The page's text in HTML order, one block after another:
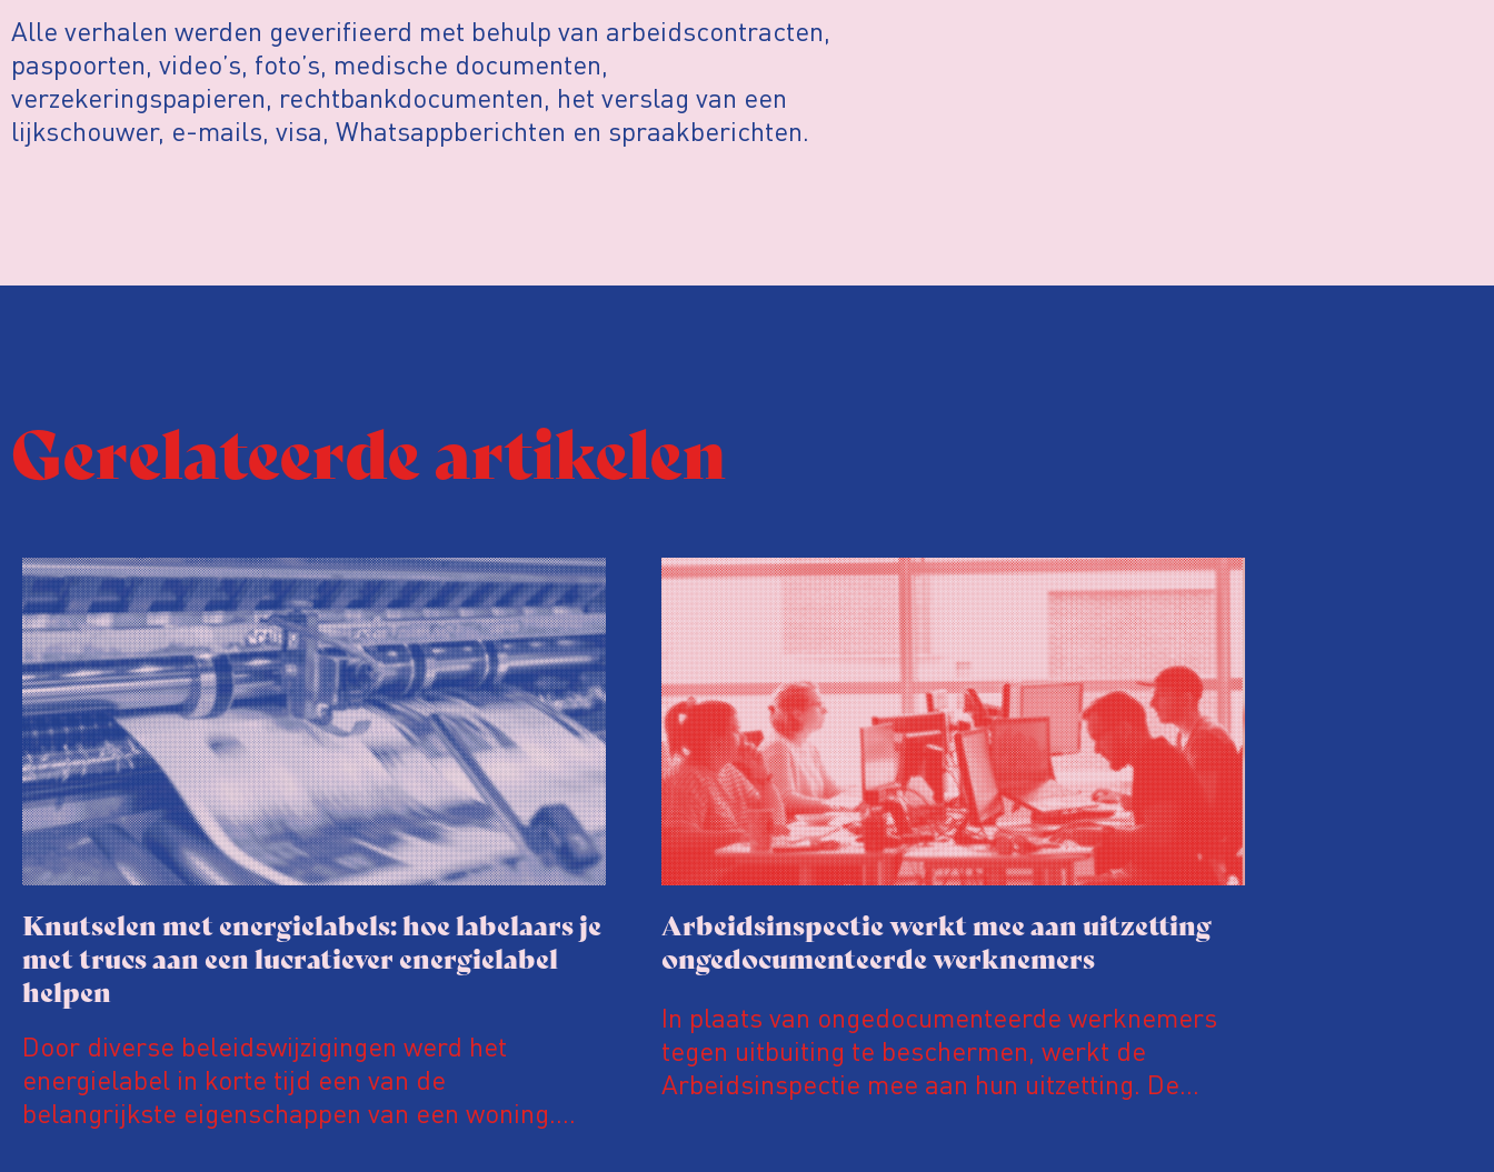
Alle verhalen werden geverifieerd met behulp van arbeidscontracten,
paspoorten, video’s, foto’s, medische documenten,
verzekeringspapieren, rechtbankdocumenten, het verslag van een
lijkschouwer, e-mails, visa, Whatsappberichten en spraakberichten.
Gerelateerde artikelen
Knutselen met energielabels: hoe labelaars je
met trucs aan een lucratiever energielabel
helpen
Door diverse beleidswijzigingen werd het
energielabel in korte tijd een van de
belangrijkste eigenschappen van een woning.
Arbeidsinspectie werkt mee aan uitzetting
ongedocumenteerde werknemers
In plaats van ongedocumenteerde werknemers
tegen uitbuiting te beschermen, werkt de
Arbeidsinspectie mee aan hun uitzetting. De